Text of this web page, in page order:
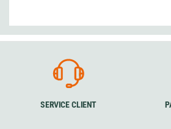
SERVICE CLIENT